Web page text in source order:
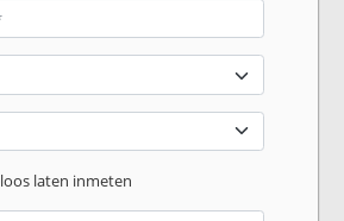
laten inmeten